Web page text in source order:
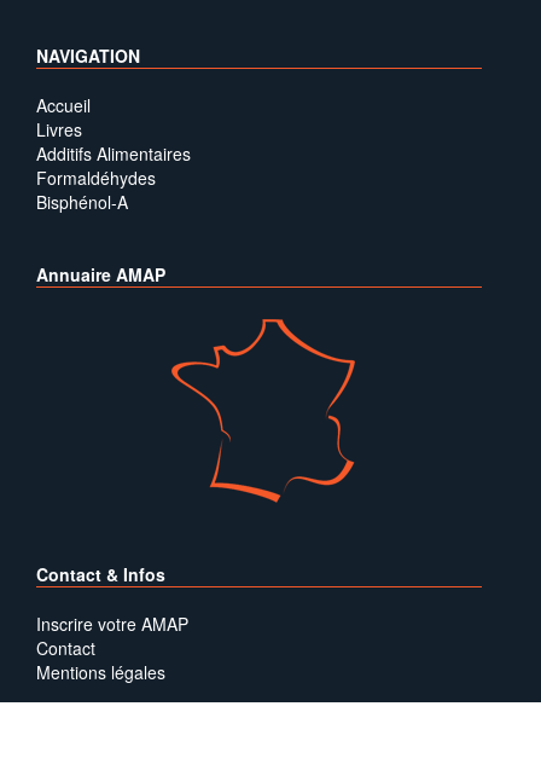
NAVIGATION
Accueil
Livres
Additifs Alimentaires
Formaldéhydes
Bisphénol-A
Annuaire AMAP
Contact & Infos
Inscrire votre AMAP
Contact
Mentions légales